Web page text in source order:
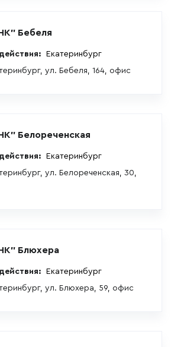
Бебеля
Екатеринбург
ул. Бебеля, 164, офис
Белореченская
Екатеринбург
ул. Белореченская, 30,
Блюхера
Екатеринбург
ул. Блюхера, 59, офис